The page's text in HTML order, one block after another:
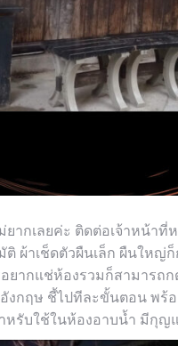
ากเลยค่ะ ติดต่อเจ้าหน้าที่
ผ้าเช็ดตัวผืนเล็ก ผืนใหญ่
ยากแช่ห้องรวมก็สามารถ
กฤษ ชี้ไปทีละขั้นตอน พร้อ
รับใช้ในห้องอาบน้ำ มีกุญ